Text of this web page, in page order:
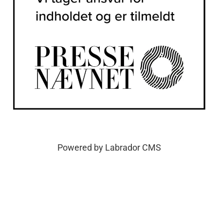
Powered by Labrador CMS